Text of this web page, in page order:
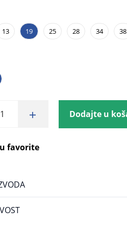
13 19 25 28 34 38
Dodajte u
favorite